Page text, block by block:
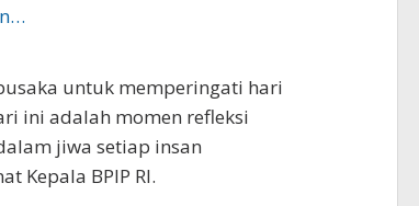
untuk memperingati hari
ini adalah momen refleksi
jiwa setiap insan
Kepala BPIP RI.